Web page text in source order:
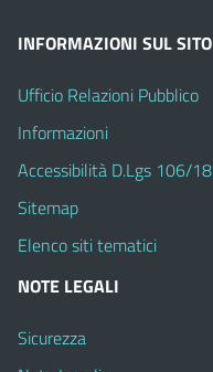
INFORMAZIONI SUL SITO
Ufficio Relazioni Pubblico
Informazioni
Accessibilità D.Lgs 106/18
Sitemap
Elenco siti tematici
NOTE LEGALI
Sicurezza